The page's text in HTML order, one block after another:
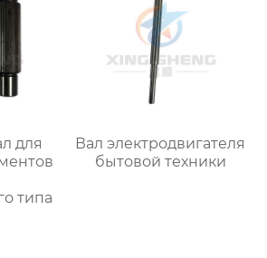
для
типа
Вал электродвигателя
бытовой техники